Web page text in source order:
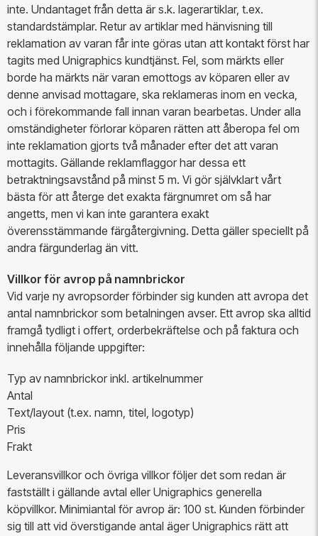
inte. Undantaget från detta är s.k. lagerartiklar, t.ex.
standardstämplar. Retur av artiklar med hänvisning till
reklamation av varan får inte göras utan att kontakt först har
tagits med Unigraphics kundtjänst. Fel, som märkts eller
borde ha märkts när varan emottogs av köparen eller av
denne anvisad mottagare, ska reklameras inom en vecka,
och i förekommande fall innan varan bearbetas. Under alla
omständigheter förlorar köparen rätten att åberopa fel om
inte reklamation gjorts två månader efter det att varan
mottagits. Gällande reklamflaggor har dessa ett
betraktningsavstånd på minst 5 m. Vi gör självklart vårt
bästa för att återge det exakta färgnumret om så har
angetts, men vi kan inte garantera exakt
överensstämmande färgåtergivning. Detta gäller speciellt på
andra färgunderlag än vitt.
Villkor för avrop på namnbrickor
Vid varje ny avropsorder förbinder sig kunden att avropa det
antal namnbrickor som betalningen avser. Ett avrop ska alltid
framgå tydligt i offert, orderbekräftelse och på faktura och
innehålla följande uppgifter:
Typ av namnbrickor inkl. artikelnummer
Antal
Text/layout (t.ex. namn, titel, logotyp)
Pris
Frakt
Leveransvillkor och övriga villkor följer det som redan är
fastställt i gällande avtal eller Unigraphics generella
köpvillkor. Minimiantal för avrop är: 100 st. Kunden förbinder
sig till att vid överstigande antal äger Unigraphics rätt att